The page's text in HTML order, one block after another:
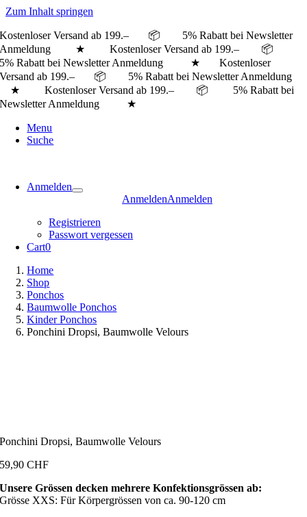
Zum Inhalt springen
Kostenloser Versand ab 199.– 📦 5% Rabatt bei Newsletter
Anmeldung ★ Kostenloser Versand ab 199.– 📦
5% Rabatt bei Newsletter Anmeldung ★Kostenloser
Versand ab 199.– 📦 5% Rabatt bei Newsletter Anmeldung
★ Kostenloser Versand ab 199.– 📦 5% Rabatt bei
Newsletter Anmeldung ★
Menu
Suche
Anmelden
AnmeldenAnmelden
Registrieren
Passwort vergessen
Cart0
Home
Shop
Ponchos
Baumwolle Ponchos
Kinder Ponchos
Ponchini Dropsi, Baumwolle Velours
Ponchini Dropsi, Baumwolle Velours
59,90CHF
Unsere Grössen decken mehrere Konfektionsgrössen ab:
Grösse XXS: Für Körpergrössen von ca. 90-120 cm